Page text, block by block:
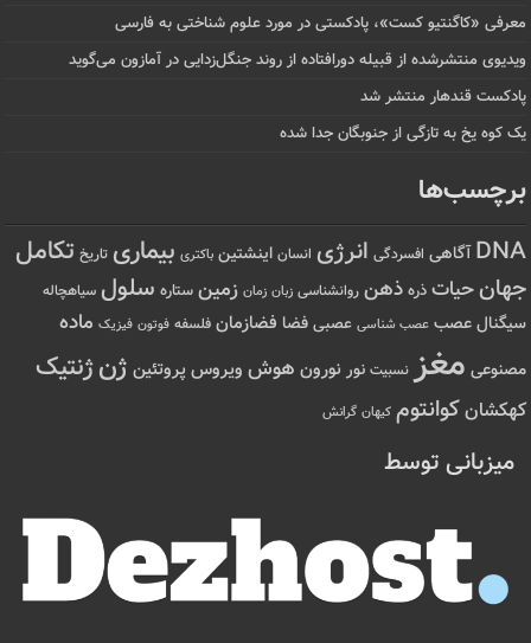
معرفی «کاگنتیو کست»، پادکستی در مورد علوم شناختی به فارسی
ویدیوی منتشرشده از قبیله دورافتاده‌ از روند جنگل‌زدایی در آمازون می‌گوید
پادکست قندهار منتشر شد
یک کوه یخ به تازگی از جنوبگان جدا شده
برچسب‌ها
DNA آگاهی افسردگی انرژی انسان اینشتین باکتری بیماری تاریخ تکامل
جهانحیات ذره ذهن روانشناسی زبان زمان زمین ستاره سلول سیاهچاله
سیگنال عصب عصب شناسی عصبی فضا فضازمان فلسفه فوتون فیزیک ماده
مصنوعی مغز نسبیت نور نورون هوش ویروس پروتئین ژنژنتیک
کهکشانکوانتوم کیهان گرانش
میزبانی توسط